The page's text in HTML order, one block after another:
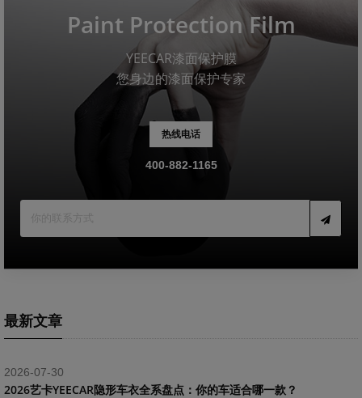
Paint Protection Film
YEECAR漆面保护膜
您身边的漆面保护专家
热线电话
400-882-1165
最新文章
2026-07-30
2026艺卡YEECAR隐形车衣全系盘点：你的车适合哪一款？